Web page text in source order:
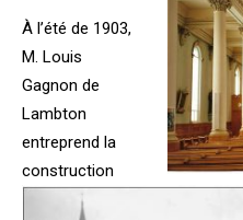
À l’été de 1903,
M. Louis
Gagnon de
Lambton
entreprend la
construction